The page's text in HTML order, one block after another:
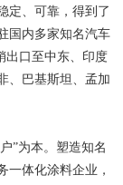
定、可靠，得到了
国内多家知名汽车
出口至中东、印度
、巴基斯坦、孟加
”为本。塑造知名
一体化涂料企业，